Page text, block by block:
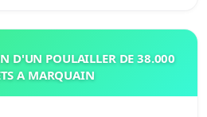
D'UN POULAILLER DE 38.000
A MARQUAIN